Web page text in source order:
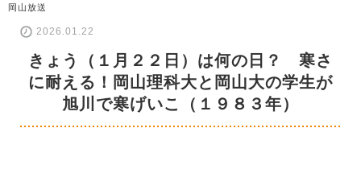
岡山放送
2026.01.22
きょう（１月２２日）は何の日？ 寒さ
に耐える！岡山理科大と岡山大の学生が
旭川で寒げいこ（１９８３年）